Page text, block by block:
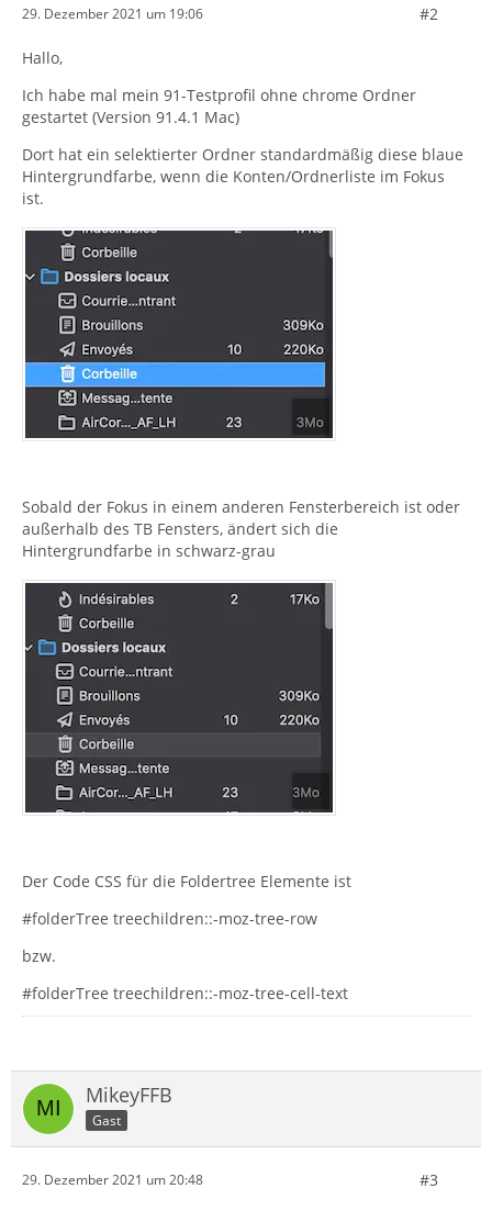
29. Dezember 2021 um 19:06 #2
Hallo,
Ich habe mal mein 91-Testprofil ohne chrome Ordner
gestartet (Version 91.4.1 Mac)
Dort hat ein selektierter Ordner standardmäßig diese blaue
Hintergrundfarbe, wenn die Konten/Ordnerliste im Fokus
ist.
Sobald der Fokus in einem anderen Fensterbereich ist oder
außerhalb des TB Fensters, ändert sich die
Hintergrundfarbe in schwarz-grau
Der Code CSS für die Foldertree Elemente ist
#folderTree treechildren::-moz-tree-row
bzw.
#folderTree treechildren::-moz-tree-cell-text
MikeyFFB
Gast
29. Dezember 2021 um 20:48 #3